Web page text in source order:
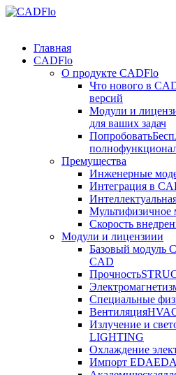
Главная
CADFlo
О продукте CADFlo
Что нового в
версий
Модули и
для ваших задач
Попробовать
Премущества
Инженерные
Интеграция в
Мультифизичное
Скорость
Модули и лицензиии
Базовый модуль
CAD
Прочность
Специальные
Вентиляция
Излучение и
LIGHTING
Охлаждение
Импорт EDA